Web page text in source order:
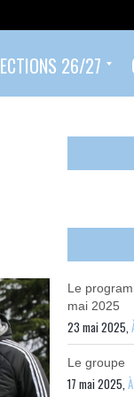
26/27
Le
mai 2025
23 mai 2025,
Le groupe
17 mai 2025,